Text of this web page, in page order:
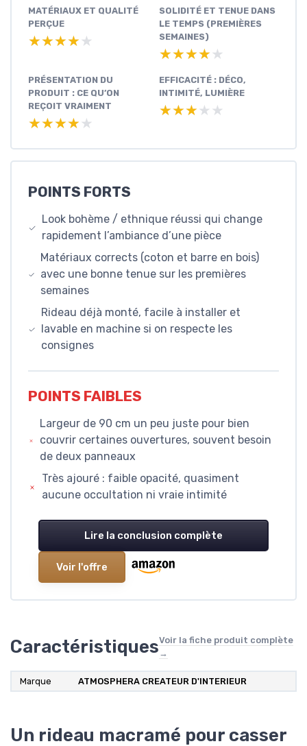
MATÉRIAUX ET QUALITÉ
PERÇUE
★★★★★
★★★★★
SOLIDITÉ ET TENUE DANS
LE TEMPS (PREMIÈRES
SEMAINES)
★★★★★
★★★★★
PRÉSENTATION DU
PRODUIT : CE QU’ON
REÇOIT VRAIMENT
★★★★★
★★★★★
EFFICACITÉ : DÉCO,
INTIMITÉ, LUMIÈRE
★★★★★
★★★★★
POINTS FORTS
Look bohème / ethnique réussi qui change
rapidement l’ambiance d’une pièce
Matériaux corrects (coton et barre en bois)
avec une bonne tenue sur les premières
semaines
Rideau déjà monté, facile à installer et
lavable en machine si on respecte les
consignes
POINTS FAIBLES
Largeur de 90 cm un peu juste pour bien
couvrir certaines ouvertures, souvent besoin
de deux panneaux
Très ajouré : faible opacité, quasiment
aucune occultation ni vraie intimité
Lire la conclusion complète
Voir l'offre
CaractéristiquesVoir la fiche produit complète
→
Marque ATMOSPHERA CREATEUR D'INTERIEUR
Un rideau macramé pour casser